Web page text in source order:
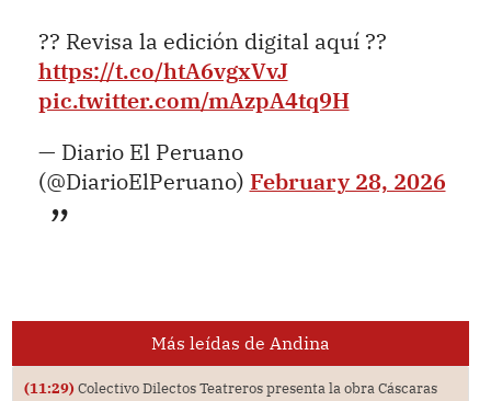
?? Revisa la edición digital aquí ??
https://t.co/htA6vgxVvJ
pic.twitter.com/mAzpA4tq9H
— Diario El Peruano
(@DiarioElPeruano) February 28, 2026
Más leídas de Andina
(11:29) Colectivo Dilectos Teatreros presenta la obra Cáscaras